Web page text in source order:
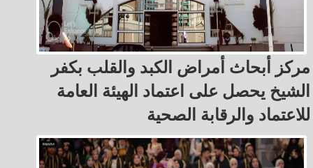
مركز أبحاث أمراض الكبد والقلب بكفر
الشيخ يحصل على اعتماد الهيئة العامة
للاعتماد والرقابة الصحية